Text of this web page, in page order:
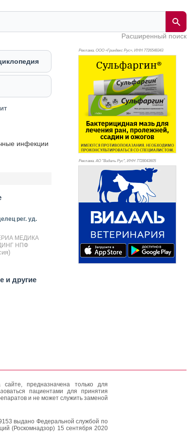
Расширенный поиск
инфекции
рег. уд.
МЕДИКА
НПФ
и другие
Реклама. ООО «Гриндекс Рус», ИНН 7726548343
Реклама. АО "Видаль Рус", ИНН 7728043605
предназначена только для
пациентами для принятия
и не может служить заменой
выдано Федеральной службой по
(Роскомнадзор) 15 сентября 2020